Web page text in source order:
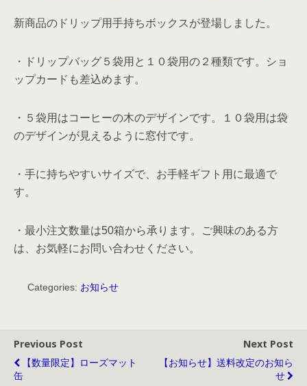
新商品のドリップ用手持ちボックスが登場しました。
・ドリップバッグ５袋用と１０袋用の２種類です。ショ
ップカードも差込めます。
・５袋用はコーヒーの木のデザインです。１０袋用は袋
のデザインが見えるように窓付です。
・手に持ちやすいサイズで、お手軽ギフト用に最適で
す。
・最小注文数量は50箱から承ります。ご興味のある方
は、お気軽にお問い合わせください。
Categories: お知らせ
Previous Post
【数量限定】ローズマット
缶
Next Post
【お知らせ】送料改定のお知ら
せ